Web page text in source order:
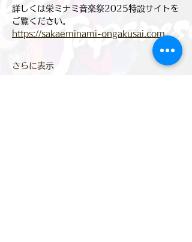
詳しくは栄ミナミ音楽祭2025特設サイトを
ご覧ください。
https://sakaeminami-ongakusai.com
さらに表示